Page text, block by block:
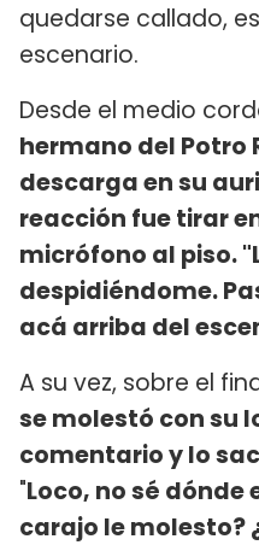
quedarse callado,
escenario.
Desde el medio
hermano del Potro
descarga en su
reacción fue tirar
micrófono al piso.
despidiéndome.
acá arriba del
A su vez, sobre el
se molestó con su
comentario y lo
"Loco, no sé dónde
carajo le molesto?